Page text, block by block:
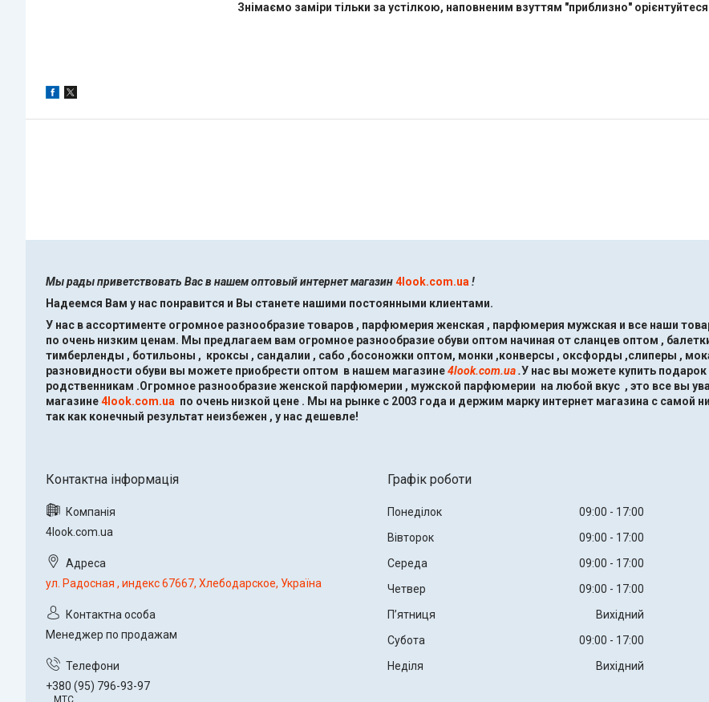
Знімаємо заміри тільки за устілкою, наповненим взуттям "приблизно"
Мы рады приветствовать Вас в нашем оптовый интернет магазин4look.com.ua!
Надеемся Вам у нас понравится и Вы станете нашими постоянными клиентами.
У нас в ассортименте огромное разнообразие товаров , парфюмерия женская , парфюмерия мужская и все наши
по очень низким ценам. Мы предлагаем вам огромное разнообразие обуви оптом начиная от сланцев оптом ,
тимберленды , ботильоны , кроксы , сандалии , сабо ,босоножки оптом, монки ,конверсы , оксфорды ,слиперы ,
разновидности обуви вы можете приобрести оптом в нашем магазине4look.com.ua.У нас вы можете купить
родственникам .Огромное разнообразие женской парфюмерии , мужской парфюмерии на любой вкус , это все вы
магазине4look.com.ua по очень низкой цене . Мы на рынке с 2003 года и держим марку интернет магазина с самой
так как конечный результат неизбежен , у нас дешевле!
4look.com.ua
ул. Радосная , индекс 67667, Хлебодарское, Україна
Менеджер по продажам
+380 (95) 796-93-97
МТС
Графік роботи
Понеділок 09:00
17:00
Вівторок
09:00
17:00
Середа
09:00
17:00
Четвер
09:00
17:00
Пʼятниця
Вихідний
Субота
09:00
17:00
Неділя
Вихідний